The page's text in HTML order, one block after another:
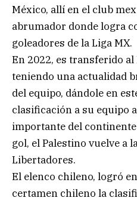
México, allí en el club
abrumador donde logra
goleadores de la Liga MX.
En 2022, es transferido al
teniendo una actualidad
del equipo, dándole en
clasificación a su equipo
importante del
gol, el Palestino vuelve a
Libertadores.
El elenco chileno, logró
certamen chileno la